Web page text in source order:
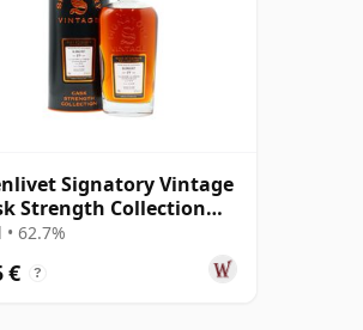
Signatory Vintage
Strength Collection
2004 19 Jahre alt
• 62.7%
€ ?